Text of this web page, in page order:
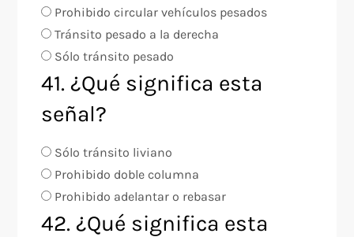
Prohibido circular vehículos pesados
Tránsito pesado a la derecha
Sólo tránsito pesado
41. ¿Qué significa esta
señal?
Sólo tránsito liviano
Prohibido doble columna
Prohibido adelantar o rebasar
42. ¿Qué significa esta